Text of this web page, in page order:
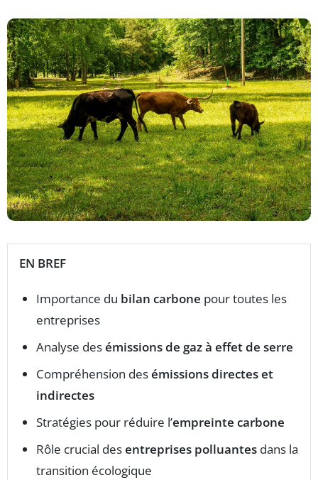
EN BREF
Importance du bilan carbone pour toutes les
entreprises
Analyse desémissions de gaz à effet de serre
Compréhension desémissions directes et
indirectes
Stratégies pour réduire l’empreinte carbone
Rôle crucial desentreprises polluantes dans la
transition écologique